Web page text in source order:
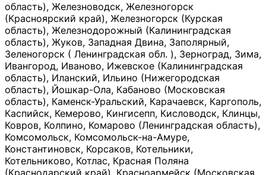
область), Железноводск, Железногорск
(Красноярский край), Железногорск (Курская
область), Железнодорожный (Калининградская
область), Жуков, Западная Двина, Заполярный,
Зеленогорск ( Ленинградская обл. ), Зерноград, Зима,
Ивангород, Иваново, Ижевское (Калининградская
область), Иланский, Ильино (Нижегородская
область), Йошкар-Ола, Кабаново (Московская
область), Каменск-Уральский, Карачаевск, Каргополь,
Каспийск, Кемерово, Кингисепп, Кисловодск, Клинцы,
Ковров, Колпино, Комарово (Ленинградская область),
Комсомольск, Комсомольск-на-Амуре,
Константиновск, Корсаков, Котельники,
Котельниково, Котлас, Красная Поляна
(Краснодарский край), Красноармейск (Московская